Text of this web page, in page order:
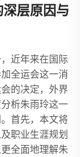
层原因与
近年来在国际
全运会这一消
的决定，外界
析朱雨玲这一
首先，本文将
职业生涯规划
全面地理解朱